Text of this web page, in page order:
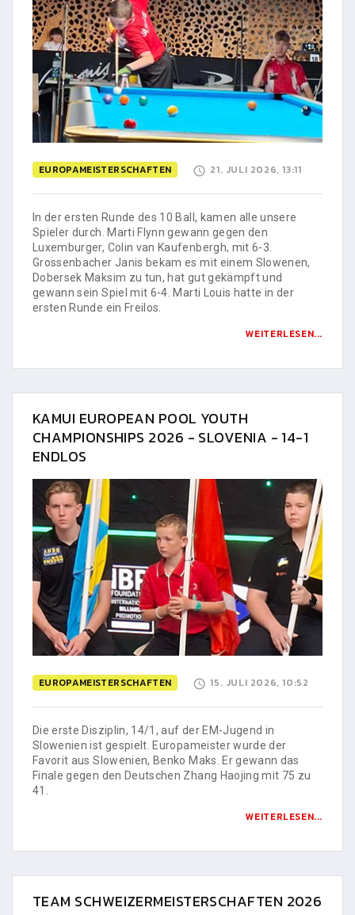
EUROPAMEISTERSCHAFTEN 21. JULI 2026, 13:11
In der ersten Runde des 10 Ball, kamen alle unsere
Spieler durch. Marti Flynn gewann gegen den
Luxemburger, Colin van Kaufenbergh, mit 6-3.
Grossenbacher Janis bekam es mit einem Slowenen,
Dobersek Maksim zu tun, hat gut gekämpft und
gewann sein Spiel mit 6-4. Marti Louis hatte in der
ersten Runde ein Freilos.
WEITERLESEN...
KAMUI EUROPEAN POOL YOUTH
CHAMPIONSHIPS 2026 - SLOVENIA - 14-1
ENDLOS
EUROPAMEISTERSCHAFTEN 15. JULI 2026, 10:52
Die erste Disziplin, 14/1, auf der EM-Jugend in
Slowenien ist gespielt. Europameister wurde der
Favorit aus Slowenien, Benko Maks. Er gewann das
Finale gegen den Deutschen Zhang Haojing mit 75 zu
41.
WEITERLESEN...
TEAM SCHWEIZERMEISTERSCHAFTEN 2026